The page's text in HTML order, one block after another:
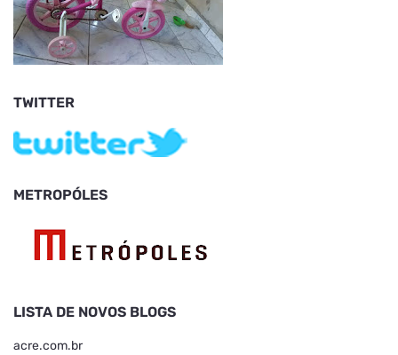
TWITTER
METROPÓLES
LISTA DE NOVOS BLOGS
acre.com.br